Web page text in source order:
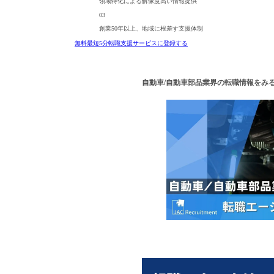
03
創業50年以上、 地域に根差す支援体制
無料最短5分転職支援サービスに登録する
自動車/自動車部品業界の転職情報をみ